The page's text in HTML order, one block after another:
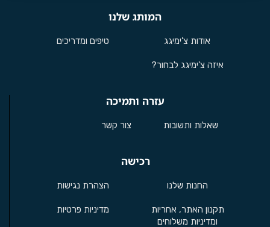
המותג שלנו
אודות צ’ימיגג
איזה צ'ימיגג לבחור?
טיפים ומדריכים
עזרה ותמיכה
שאלות ותשובות צור קשר
רכישה
החנות שלנו
תקנון האתר, אחריות
ומדיניות משלוחים
הצהרת נגישות
מדיניות פרטיות